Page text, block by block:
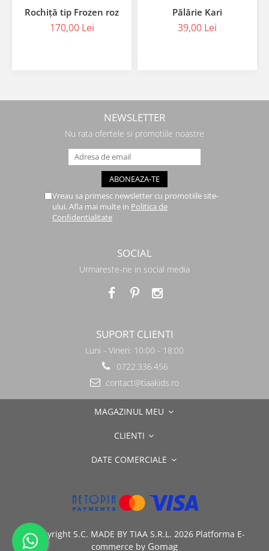
Rochiță tip Frozen roz
170,00 Lei
Pălărie Kari
39,00 Lei
NEWSLETTER
Nu rata ofertele si promotiile noastre
Vreau sa primesc newsletter cu promotiile site-
ului. Afla mai multe in Politica de
Confidentialitate
SOCIAL
Urmareste-ne in social media
SUPORT CLIENTI
Luni - Vineri: 10:00 - 18:00
0722.336.456
contact@tiaakids.ro
MAGAZINUL MEU
CLIENTI
DATE COMERCIALE
©Copyright S.C. MADE BY TIAA S.R.L. 2026 Platforma E-
commerce by Gomag